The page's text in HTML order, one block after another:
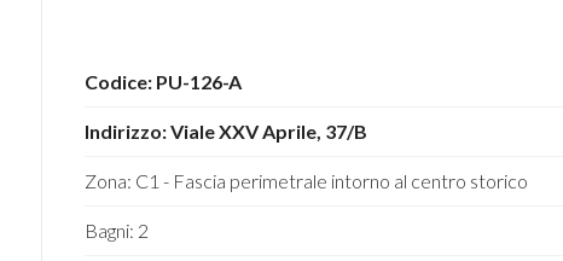
Codice: PU-126-A
Indirizzo: Viale XXV Aprile, 37/B
Zona: C1 - Fascia perimetrale intorno al centro storico
Bagni: 2